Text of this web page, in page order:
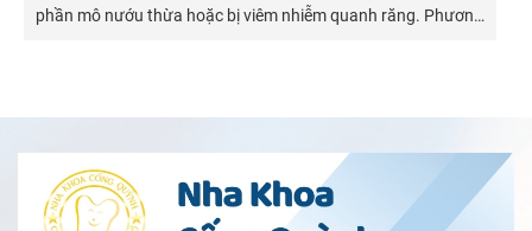
phần mô nướu thừa hoặc bị viêm nhiễm quanh răng. Phương